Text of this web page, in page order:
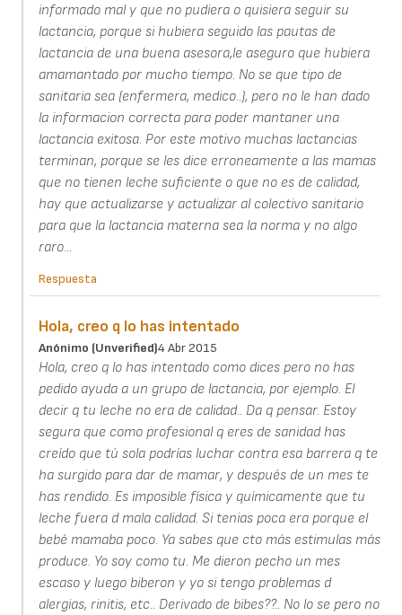
informado mal y que no pudiera o quisiera seguir su
lactancia, porque si hubiera seguido las pautas de
lactancia de una buena asesora,le aseguro que hubiera
amamantado por mucho tiempo. No se que tipo de
sanitaria sea (enfermera, medico..), pero no le han dado
la informacion correcta para poder mantaner una
lactancia exitosa. Por este motivo muchas lactancias
terminan, porque se les dice erroneamente a las mamas
que no tienen leche suficiente o que no es de calidad,
hay que actualizarse y actualizar al colectivo sanitario
para que la lactancia materna sea la norma y no algo
raro...
Respuesta
Hola, creo q lo has intentado
Anónimo (unverified)4 Abr 2015
Hola, creo q lo has intentado como dices pero no has
pedido ayuda a un grupo de lactancia, por ejemplo. El
decir q tu leche no era de calidad.. Da q pensar. Estoy
segura que como profesional q eres de sanidad has
creído que tú sola podrías luchar contra esa barrera q te
ha surgido para dar de mamar, y después de un mes te
has rendido. Es imposible física y químicamente que tu
leche fuera d mala calidad. Si tenias poca era porque el
bebé mamaba poco. Ya sabes que cto más estimulas más
produce. Yo soy como tu. Me dieron pecho un mes
escaso y luego biberon y yo si tengo problemas d
alergias, rinitis, etc.. Derivado de bibes??.. No lo se pero no